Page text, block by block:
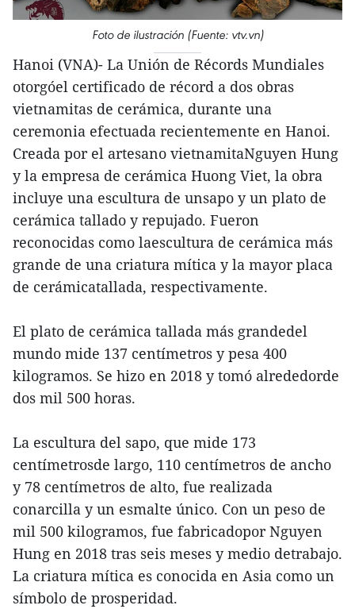
Foto de ilustración (Fuente: vtv.vn)
Hanoi (VNA)- La Unión de Récords Mundiales
otorgóel certificado de récord a dos obras
vietnamitas de cerámica, durante una
ceremonia efectuada recientemente en Hanoi.
Creada por el artesano vietnamitaNguyen Hung
y la empresa de cerámica Huong Viet, la obra
incluye una escultura de unsapo y un plato de
cerámica tallado y repujado. Fueron
reconocidas como laescultura de cerámica más
grande de una criatura mítica y la mayor placa
de cerámicatallada, respectivamente.
El plato de cerámica tallada más grandedel
mundo mide 137 centímetros y pesa 400
kilogramos. Se hizo en 2018 y tomó alrededorde
dos mil 500 horas.
La escultura del sapo, que mide 173
centímetrosde largo, 110 centímetros de ancho
y 78 centímetros de alto, fue realizada
conarcilla y un esmalte único. Con un peso de
mil 500 kilogramos, fue fabricadopor Nguyen
Hung en 2018 tras seis meses y medio detrabajo.
La criatura mítica es conocida en Asia como un
símbolo de prosperidad.